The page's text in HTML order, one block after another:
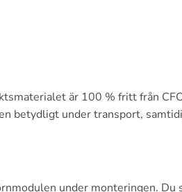
är 100 % fritt från
betydligt under transport,
under monteringen.